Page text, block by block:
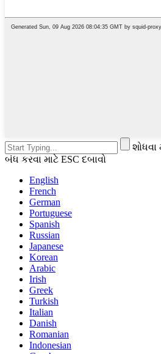
બંધ કરવા માટે ESC દબાવો
English
French
German
Portuguese
Spanish
Russian
Japanese
Korean
Arabic
Irish
Greek
Turkish
Italian
Danish
Romanian
Indonesian